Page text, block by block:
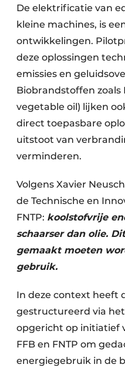
De elektrificatie van
kleine machines, is
ontwikkelingen.
deze oplossingen
emissies en
Biobrandstoffen zoals
vegetable oil) lijken
direct toepasbare
uitstoot van
verminderen.
Volgens Xavier
de Technische en
FNTP: koolstofvrije
schaarser dan olie.
gemaakt moeten
gebruik.
In deze context heeft
gestructureerd via het
opgericht op initiatief
FFB en FNTP om
energiegebruik in de